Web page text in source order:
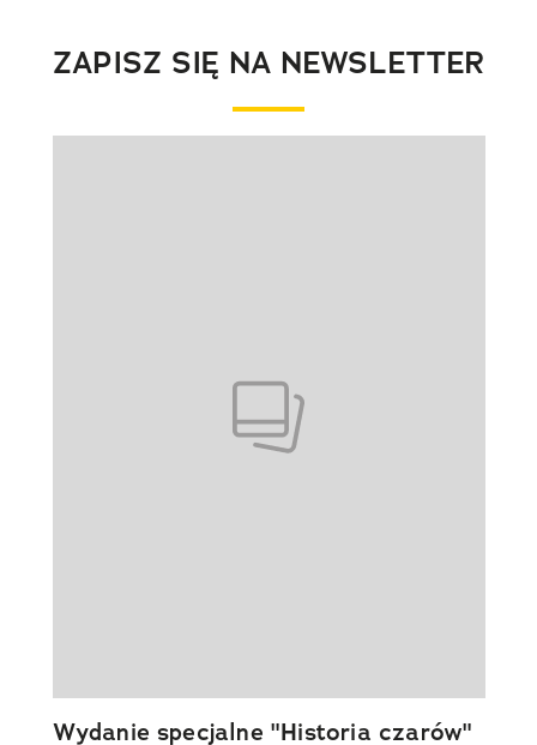
ZAPISZ SIĘ NA NEWSLETTER
Wydanie specjalne "Historia czarów"